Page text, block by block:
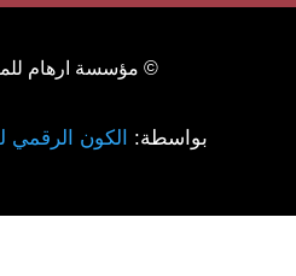
© مؤسسة ارهام
بواسطة: الكون الرقمي